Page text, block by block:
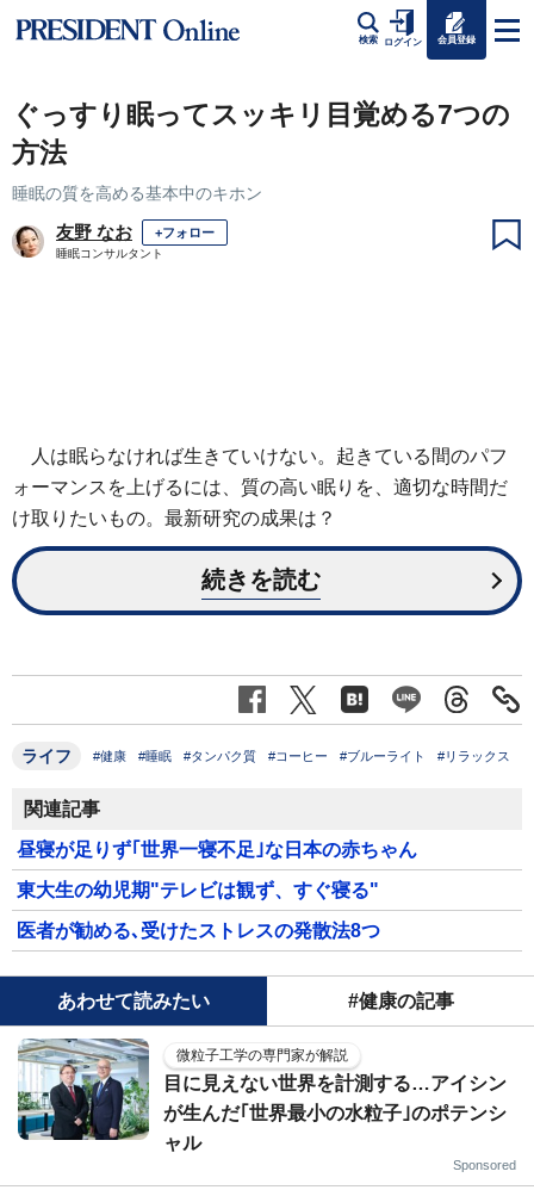
検索 ログイン 会員登録
ぐっすり眠ってスッキリ目覚める7つの
方法
睡眠の質を高める基本中のキホン
友野 なお +フォロー
睡眠コンサルタント
人は眠らなければ生きていけない。起きている間のパフ
ォーマンスを上げるには、質の高い眠りを、適切な時間だ
け取りたいもの。最新研究の成果は？
続きを読む
ライフ #健康 #睡眠 #タンパク質 #コーヒー #ブルーライト #リラックス
関連記事
昼寝が足りず｢世界一寝不足｣な日本の赤ちゃん
東大生の幼児期"テレビは観ず、すぐ寝る"
医者が勧める､受けたストレスの発散法8つ
あわせて読みたい #健康の記事
微粒子工学の専門家が解説
目に見えない世界を計測する…アイシン
が生んだ｢世界最小の水粒子｣のポテンシ
ャル
Sponsored